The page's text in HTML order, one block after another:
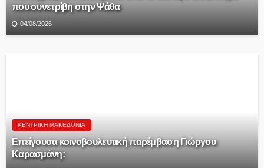
που συνετρίβη στην Ψάθα
04/08/2026
ΚΕΝΤΡΙΚΉ ΜΑΚΕΔΟΝΊΑ
Επείγουσα κοινοβουλευτική παρέμβαση Γιώργου
Καρασμάνη: